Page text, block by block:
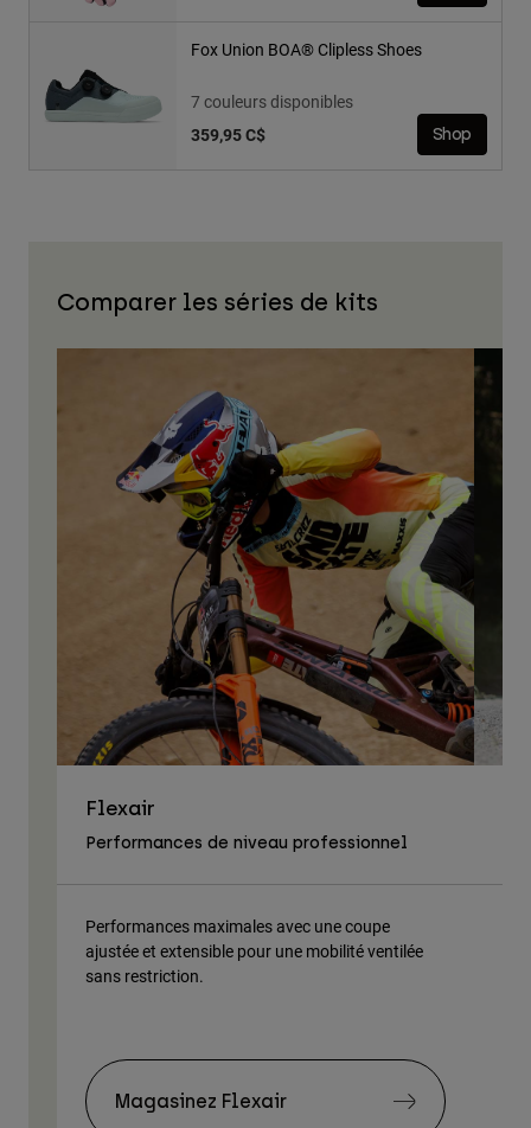
Fox Union BOA® Clipless Shoes
7 couleurs disponibles
359,95 C$
Shop
Comparer les séries de kits
Flexair
Performances de niveau professionnel
Performances maximales avec une coupe
ajustée et extensible pour une mobilité ventilée
sans restriction.
Magasinez Flexair